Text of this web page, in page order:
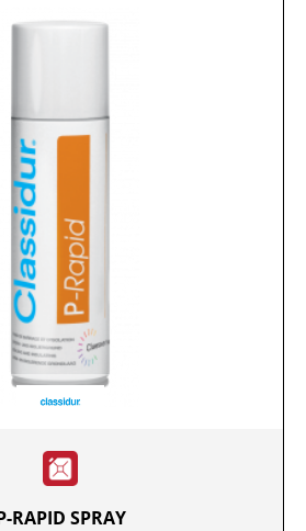
RAPID SPRAY